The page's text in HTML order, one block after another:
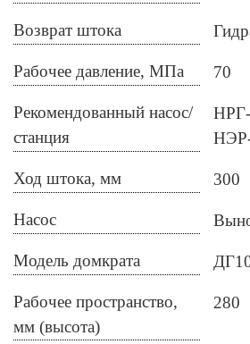
Возврат штока
Рабочее давление, МПа 70
Рекомендованный насос/
станция
Ход штока, мм 300
Насос
Модель домкрата
Рабочее пространство,
мм (высота)
280